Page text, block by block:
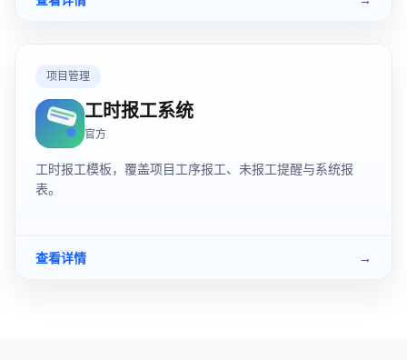
项目管理
工时报工系统
官方
工时报工模板，覆盖项目工序报工、未报工提醒与系统报
表。
查看详情 →